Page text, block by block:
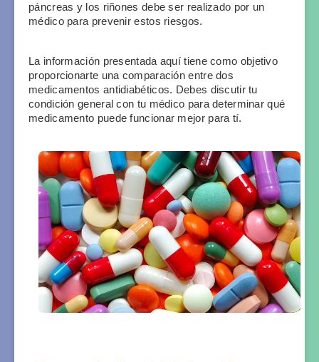
páncreas y los riñones debe ser realizado por un
médico para prevenir estos riesgos.
La información presentada aquí tiene como objetivo
proporcionarte una comparación entre dos
medicamentos antidiabéticos. Debes discutir tu
condición general con tu médico para determinar qué
medicamento puede funcionar mejor para tí.